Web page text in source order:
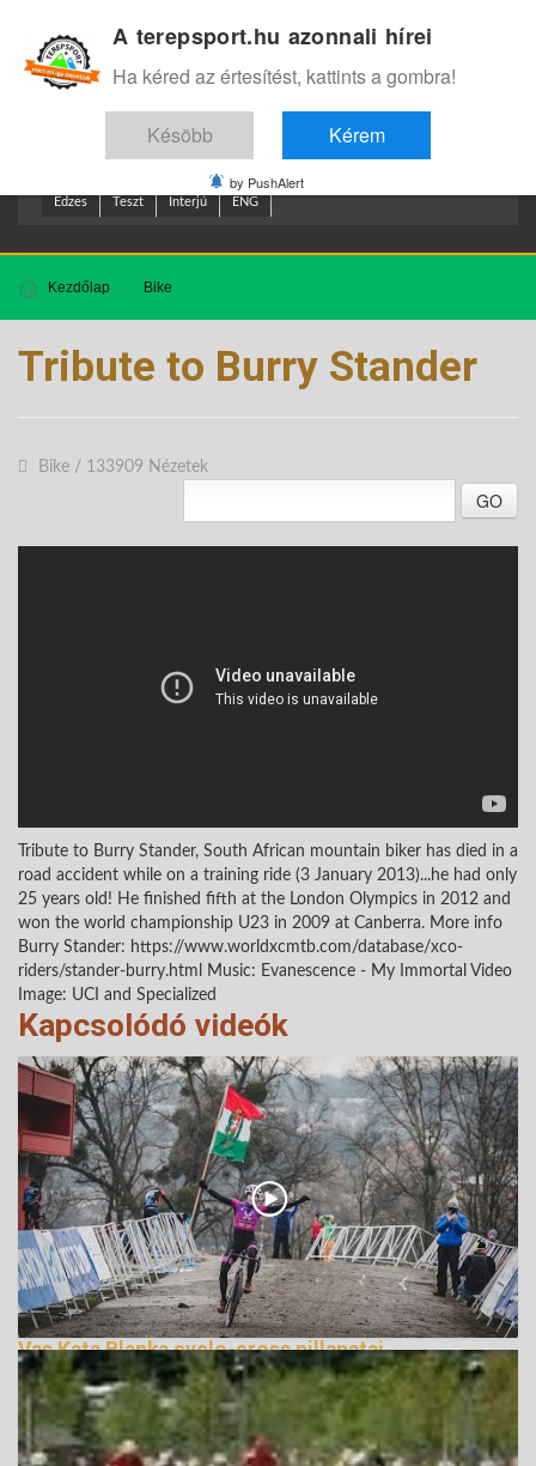
Edzes Teszt Interjú ENG
Kezdőlap Bike
Tribute to Burry Stander
Bike / 133909 Nézetek
GO
Tribute to Burry Stander, South African mountain biker has died in a
road accident while on a training ride (3 January 2013)...he had only
25 years old! He finished fifth at the London Olympics in 2012 and
won the world championship U23 in 2009 at Canberra. More info
Burry Stander: https://www.worldxcmtb.com/database/xco-
riders/stander-burry.html Music: Evanescence - My Immortal Video
Image: UCI and Specialized
Kapcsolódó videók
Vas Kata Blanka cyclo-cross pillanatai
276185 Nézetek
A terepsport.hu azonnali hírei
Ha kéred az értesítést, kattints a gombra!
Késöbb Kérem
by PushAlert